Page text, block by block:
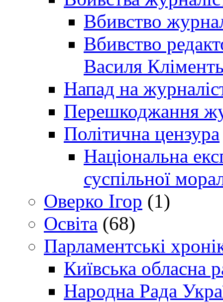
Вбивство
Вбивство
Василя
Напад на
Перешкоджання
Політична цензура
Національна
суспільної
Оверко Ігор (1)
Освіта (68)
Парламентські
Київська обласна
Народна Рада